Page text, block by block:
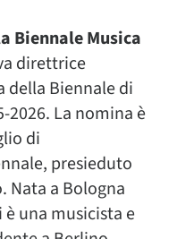
Biennale Musica
direttrice
della Biennale di
2026. La nomina è
di
presieduto
Nata a Bologna
una musicista e